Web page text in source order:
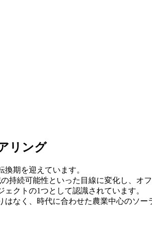
リング
期を迎えています。
持続可能性といった目線に変化し、
クトの1つとして認識されています。
なく、時代に合わせた農業中心のソー